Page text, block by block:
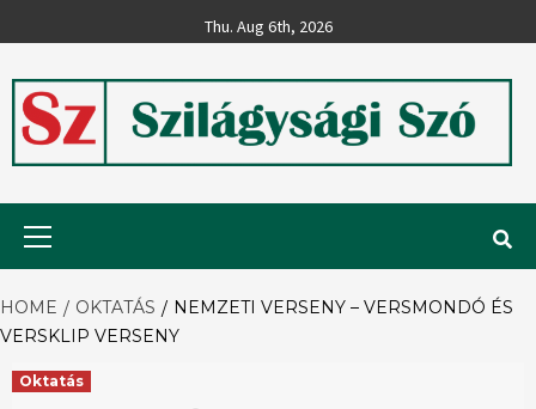
to
Thu. Aug 6th, 2026
Szilágysági
Szó
HOME OKTATÁS
NEMZETI VERSENY – VERSMONDÓ ÉS
VERSKLIP VERSENY
Oktatás